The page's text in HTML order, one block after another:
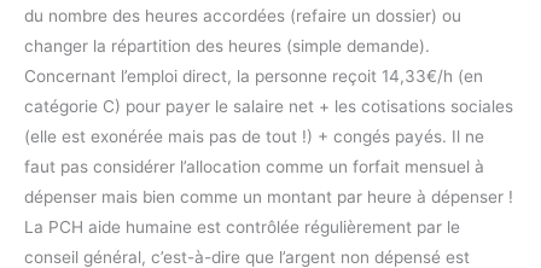
du nombre des heures accordées (refaire un dossier) ou
changer la répartition des heures (simple demande).
Concernant l’emploi direct, la personne reçoit 14,33€/h (en
catégorie C) pour payer le salaire net + les cotisations sociales
(elle est exonérée mais pas de tout !) + congés payés. Il ne
faut pas considérer l’allocation comme un forfait mensuel à
dépenser mais bien comme un montant par heure à dépenser !
La PCH aide humaine est contrôlée régulièrement par le
conseil général, c’est-à-dire que l’argent non dépensé est